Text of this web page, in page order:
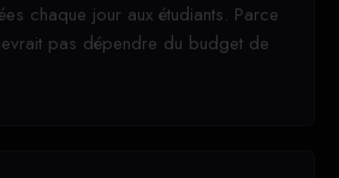
chaque jour aux étudiants. Parce
pas dépendre du budget de